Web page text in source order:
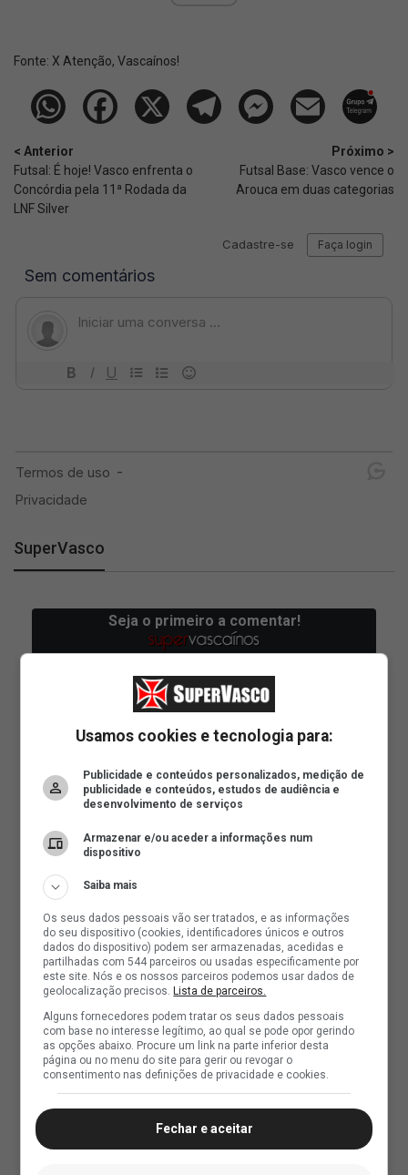
Fonte: X Atenção, Vascaínos!
< Anterior
Futsal: É hoje! Vasco enfrenta o
Concórdia pela 11ª Rodada da
LNF Silver
Próximo >
Futsal Base: Vasco vence o
Arouca em duas categorias
SuperVasco
Usamos cookies e tecnologia para:
Publicidade e conteúdos personalizados, medição de
publicidade e conteúdos, estudos de audiência e
desenvolvimento de serviços
Armazenar e/ou aceder a informações num
dispositivo
Saiba mais
Os seus dados pessoais vão ser tratados, e as informações
do seu dispositivo (cookies, identificadores únicos e outros
dados do dispositivo) podem ser armazenadas, acedidas e
partilhadas com 544 parceiros ou usadas especificamente por
este site. Nós e os nossos parceiros podemos usar dados de
geolocalização precisos. Lista de parceiros.
Alguns fornecedores podem tratar os seus dados pessoais
com base no interesse legítimo, ao qual se pode opor gerindo
as opções abaixo. Procure um link na parte inferior desta
página ou no menu do site para gerir ou revogar o
consentimento nas definições de privacidade e cookies.
Fechar e aceitar